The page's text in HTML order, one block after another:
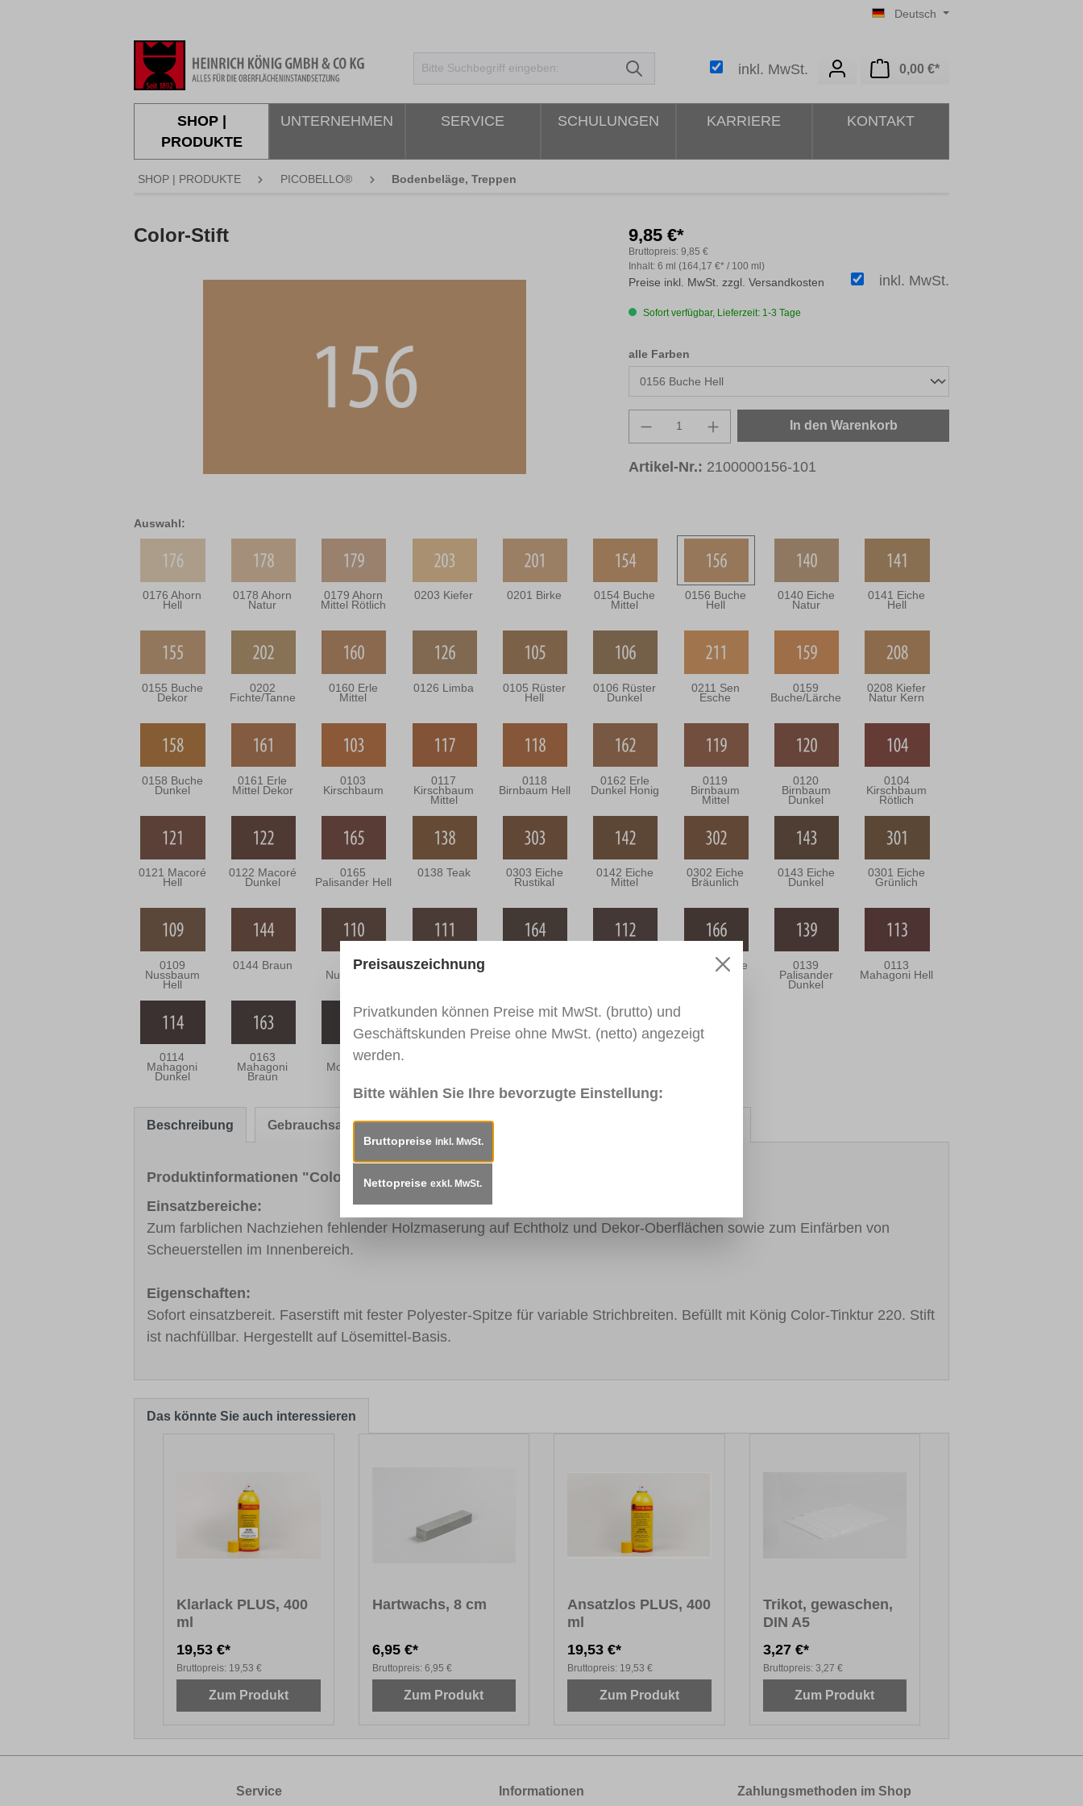
Deutsch
inkl. MwSt. 0,00 €*Warenkorb enthält 0
SHOP |
PRODUKTE
UNTERNEHMEN SERVICE SCHULUNGEN KARRIERE KONTAKT
SHOP | PRODUKTE PICOBELLO® Bodenbeläge, Treppen
Color-Stift
Auswahl:
0176 Ahorn
Hell
0178 Ahorn
Natur
0179 Ahorn
Mittel Rötlich
0203 Kiefer 0201 Birke 0154 Buche
Mittel
0156 Buche
Hell
0140 Eiche
Natur
0141 Eiche
Hell
0155 Buche
Dekor
0202
Fichte/Tanne
0160 Erle
Mittel
0126 Limba 0105 Rüster
Hell
0106 Rüster
Dunkel
0211 Sen
Esche
0159
Buche/Lärche
0208 Kiefer
Natur Kern
0158 Buche
Dunkel
0161 Erle
Mittel Dekor
0103
Kirschbaum
0117
Kirschbaum
Mittel
0118
Birnbaum Hell
0162 Erle
Dunkel Honig
0119
Birnbaum
Mittel
0120
Birnbaum
Dunkel
0104
Kirschbaum
Rötlich
0121 Macoré
Hell
0122 Macoré
Dunkel
0165
Palisander Hell
0138 Teak 0303 Eiche
Rustikal
0142 Eiche
Mittel
0302 Eiche
Bräunlich
0143 Eiche
Dunkel
0301 Eiche
Grünlich
0109
Nussbaum
Hell
0144 Braun 0110
Nussbaum
0111 0166 Wenge 0139
Palisander
Dunkel
0113
Mahagoni Hell
0114
Mahagoni
Dunkel
0163
Mahagoni
Braun
0157
Mooreiche
9,85 €*
Inhalt: 6 ml (164,17 €* / 100 ml)
Bruttopreis: 9,85 €
inkl. MwSt.
Preise inkl. MwSt. zzgl. Versandkosten
Sofort verfügbar, Lieferzeit: 1-3 Tage
alle Farbenauswählen
Produkt Anzahl: Gib den gewünschten Wert ein
In den Warenkorb
Artikel-Nr.: 2100000156-101
Beschreibung Gebrauchsanweisung Technisches Merkblatt
Produktinformationen "Color-Stift"
Einsatzbereiche:
Zum farblichen Nachziehen fehlender Holzmaserung auf Echtholz und Dekor-Oberflächen sowie zum Einfärben von
Scheuerstellen im Innenbereich.
Eigenschaften:
Sofort einsatzbereit. Faserstift mit fester Polyester-Spitze für variable Strichbreiten. Befüllt mit König Color-Tinktur 220. Stift
ist nachfüllbar. Hergestellt auf Lösemittel-Basis.
Das könnte Sie auch interessieren
Klarlack PLUS, 400
ml
19,53 €*
Bruttopreis: 19,53 €
Zum Produkt
Hartwachs, 8 cm
6,95 €*
Bruttopreis: 6,95 €
Zum Produkt
Ansatzlos PLUS, 400
ml
19,53 €*
Bruttopreis: 19,53 €
Zum Produkt
Trikot, gewaschen,
DIN A5
3,27 €*
Bruttopreis: 3,27 €
Zum Produkt
Service Informationen Zahlungsmethoden im Shop
Preisauszeichnung
Privatkunden können Preise mit MwSt. (brutto) und
Geschäftskunden Preise ohne MwSt. (netto) angezeigt
werden.
Bitte wählen Sie Ihre bevorzugte Einstellung:
Bruttopreise inkl. MwSt.
Nettopreise exkl. MwSt.